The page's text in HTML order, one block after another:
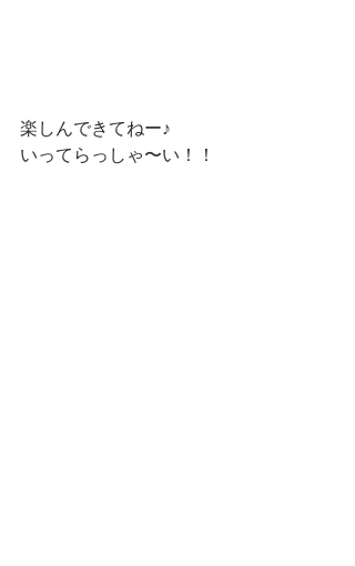
楽しんできてねー♪
いってらっしゃ〜い！！